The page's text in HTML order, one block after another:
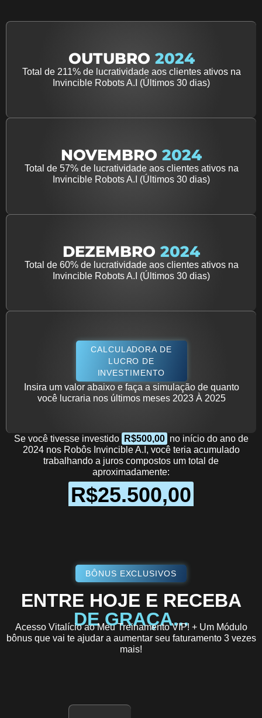
OUTUBRO 2024
Total de 211% de lucratividade aos clientes ativos na
Invincible Robots A.I (Últimos 30 dias)
NOVEMBRO 2024
Total de 57% de lucratividade aos clientes ativos na
Invincible Robots A.I (Últimos 30 dias)
DEZEMBRO 2024
Total de 60% de lucratividade aos clientes ativos na
Invincible Robots A.I (Últimos 30 dias)
CALCULADORA DE
LUCRO DE
INVESTIMENTO
Insira um valor abaixo e faça a simulação de quanto
você lucraria nos últimos meses 2023 À 2025
Se você tivesse investido R$500,00 no início do ano de
2024 nos Robôs Invincible A.I, você teria acumulado
trabalhando a juros compostos um total de
aproximadamente:
R$25.500,00
BÔNUS EXCLUSIVOS
ENTRE HOJE E RECEBA
DE GRAÇA...
Acesso Vitalício ao Meu Treinamento VIP! + Um Módulo
bônus que vai te ajudar a aumentar seu faturamento 3 vezes
mais!